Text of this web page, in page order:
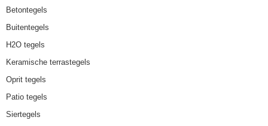
Betontegels
Buitentegels
H2O tegels
Keramische terrastegels
Oprit tegels
Patio tegels
Siertegels